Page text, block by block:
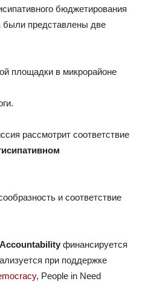
бюджетирования
были представлены две
площадки в микрорайоне
рассмотрит соответствие
и соответствие
финансируется
при поддержке
, People in Need